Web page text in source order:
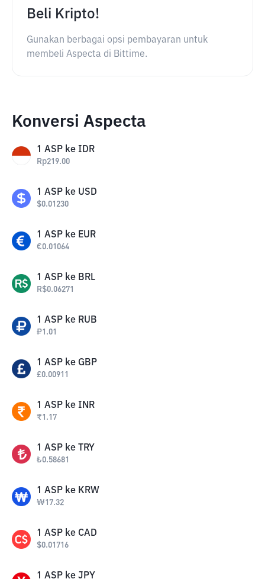
Beli Kripto!
Gunakan berbagai opsi pembayaran untuk
membeli Aspecta di Bittime.
Konversi Aspecta
1 ASP ke IDR
Rp219.00
1 ASP ke USD
$0.01230
1 ASP ke EUR
€0.01064
1 ASP ke BRL
R$0.06271
1 ASP ke RUB
₽1.01
1 ASP ke GBP
£0.00911
1 ASP ke INR
₹1.17
1 ASP ke TRY
₺0.58681
1 ASP ke KRW
₩17.32
1 ASP ke CAD
$0.01716
1 ASP ke JPY